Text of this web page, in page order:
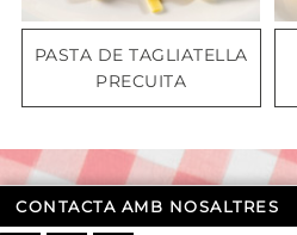
PASTA DE TAGLIATELLA
PRECUITA
CONTACTA AMB NOSALTRES